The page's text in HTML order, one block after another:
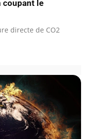
coupant le
directe de CO2